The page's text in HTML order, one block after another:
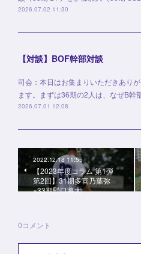
2026.07.02 11:30
【対談】BOF幹部対談
司会：本日はお集まりいただきあり
ます。まずは36期の2人は、なぜB幹
2026.07.01 12:08
2022.12.18 11:55
【2023年度コラム 第1弾
第2回】31期多喜乃葉弥
×33期野口将大
0コメント